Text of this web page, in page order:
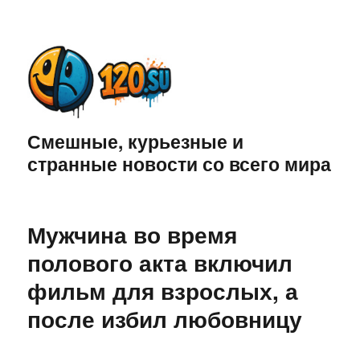
Смешные, курьезные и
странные новости со всего мира
Мужчина во время
полового акта включил
фильм для взрослых, а
после избил любовницу